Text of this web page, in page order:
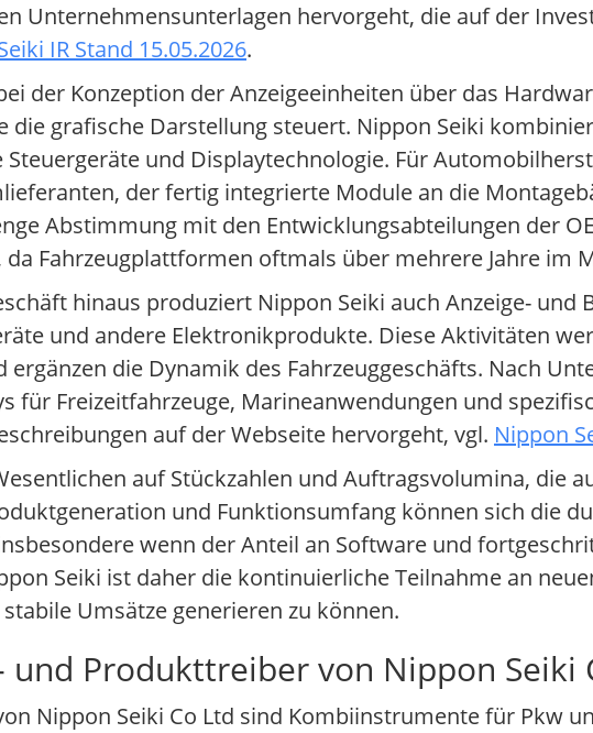
Unternehmensunterlagen hervorgeht, die auf der
IR Stand 15.05.2026.
der Konzeption der Anzeigeeinheiten über das
die grafische Darstellung steuert. Nippon Seiki
und Displaytechnologie. Für
der fertig integrierte Module an die
Abstimmung mit den Entwicklungsabteilungen der
Fahrzeugplattformen oftmals über mehrere Jahre im
hinaus produziert Nippon Seiki auch Anzeige- und
und andere Elektronikprodukte. Diese Aktivitäten
ergänzen die Dynamik des Fahrzeuggeschäfts. Nach
für Freizeitfahrzeuge, Marineanwendungen und
auf der Webseite hervorgeht, vgl. Nippon
auf Stückzahlen und Auftragsvolumina, die
und Funktionsumfang können sich die
wenn der Anteil an Software und
Seiki ist daher die kontinuierliche Teilnahme an
Umsätze generieren zu können.
und Produkttreiber von Nippon Seiki
Nippon Seiki Co Ltd sind Kombiinstrumente für Pkw